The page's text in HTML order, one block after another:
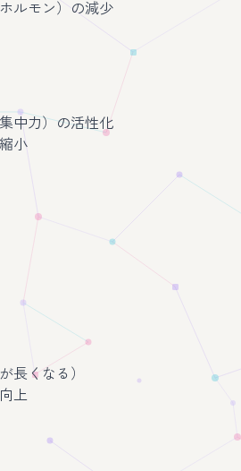
ルモン）の減少
中力）の活性化
小
長くなる）
上